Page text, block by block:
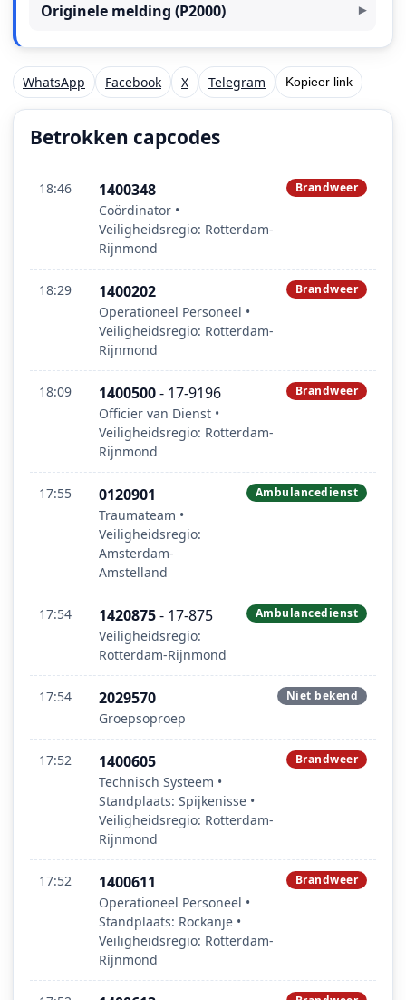
Originele melding (P2000)
WhatsApp Facebook X Telegram Kopieer link
Betrokken capcodes
18:46 1400348
Coördinator •
Veiligheidsregio: Rotterdam-
Rijnmond
Brandweer
18:29 1400202
Operationeel Personeel •
Veiligheidsregio: Rotterdam-
Rijnmond
Brandweer
18:09 1400500- 17-9196
Officier van Dienst •
Veiligheidsregio: Rotterdam-
Rijnmond
Brandweer
17:55 0120901
Traumateam •
Veiligheidsregio:
Amsterdam-
Amstelland
Ambulancedienst
17:54 1420875- 17-875
Veiligheidsregio:
Rotterdam-Rijnmond
Ambulancedienst
17:54 2029570
Groepsoproep
Niet bekend
17:52 1400605
Technisch Systeem •
Standplaats: Spijkenisse •
Veiligheidsregio: Rotterdam-
Rijnmond
Brandweer
17:52 1400611
Operationeel Personeel •
Standplaats: Rockanje •
Veiligheidsregio: Rotterdam-
Rijnmond
Brandweer